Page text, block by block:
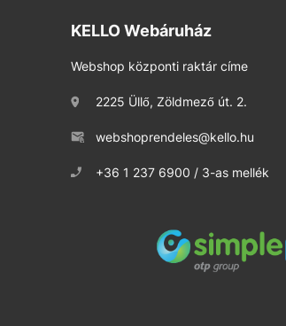
KELLO Webáruház
Webshop központi raktár címe
2225 Üllő, Zöldmező út. 2.
webshoprendeles@kello.hu
+36 1 237 6900 / 3-as mellék